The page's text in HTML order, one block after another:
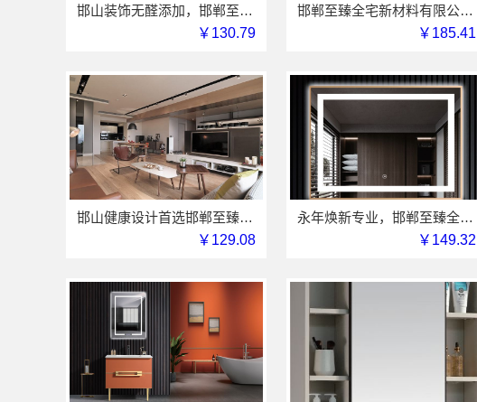
邯山装饰无醛添加，邯郸至臻全宅新材料有限公司源头环保
￥130.79
邯郸至臻全宅新材料有限公司·永年焕新专业
￥185.41
邯山健康设计首选邯郸至臻全宅新材料有限公司
￥129.08
永年焕新专业，邯郸至臻全宅新材料有限公司值得信赖
￥149.32